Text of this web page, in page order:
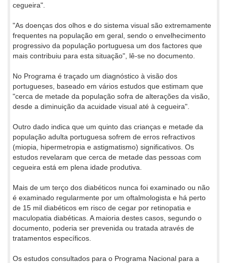
cegueira".
"As doenças dos olhos e do sistema visual são extremamente
frequentes na população em geral, sendo o envelhecimento
progressivo da população portuguesa um dos factores que
mais contribuiu para esta situação", lê-se no documento.
No Programa é traçado um diagnóstico à visão dos
portugueses, baseado em vários estudos que estimam que
"cerca de metade da população sofra de alterações da visão,
desde a diminuição da acuidade visual até à cegueira".
Outro dado indica que um quinto das crianças e metade da
população adulta portuguesa sofrem de erros refractivos
(miopia, hipermetropia e astigmatismo) significativos. Os
estudos revelaram que cerca de metade das pessoas com
cegueira está em plena idade produtiva.
Mais de um terço dos diabéticos nunca foi examinado ou não
é examinado regularmente por um oftalmologista e há perto
de 15 mil diabéticos em risco de cegar por retinopatia e
maculopatia diabéticas. A maioria destes casos, segundo o
documento, poderia ser prevenida ou tratada através de
tratamentos específicos.
Os estudos consultados para o Programa Nacional para a